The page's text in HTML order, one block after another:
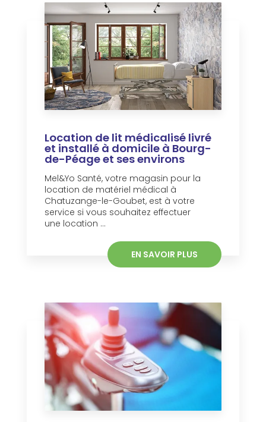
Location de lit médicalisé livré
et installé à domicile à Bourg-
de-Péage et ses environs
Mel&Yo Santé, votre magasin pour la
location de matériel médical à
Chatuzange-le-Goubet, est à votre
service si vous souhaitez effectuer
une location ...
EN SAVOIR PLUS